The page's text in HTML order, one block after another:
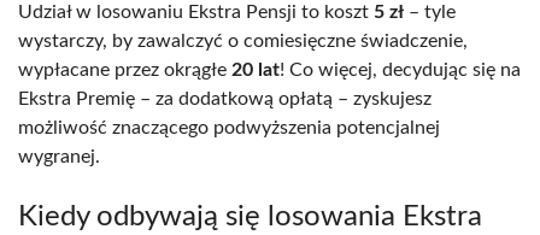
Udział w losowaniu Ekstra Pensji to koszt 5 zł – tyle
wystarczy, by zawalczyć o comiesięczne świadczenie,
wypłacane przez okrągłe 20 lat! Co więcej, decydując się na
Ekstra Premię – za dodatkową opłatą – zyskujesz
możliwość znaczącego podwyższenia potencjalnej
wygranej.
Kiedy odbywają się losowania Ekstra